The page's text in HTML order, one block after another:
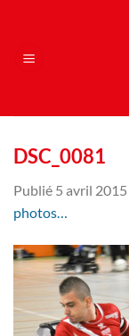
contenu
DSC_0081
Publié 5 avril 2015
photos…